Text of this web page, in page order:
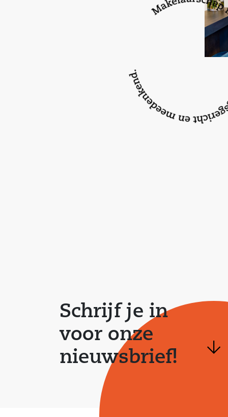
Wilt u meer informatie ontvangen over deze
Schrijf je in
voor onze
nieuwsbrief!